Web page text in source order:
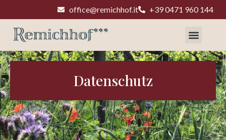
office@remichhof.it +39 0471 960 144
***
Datenschutz